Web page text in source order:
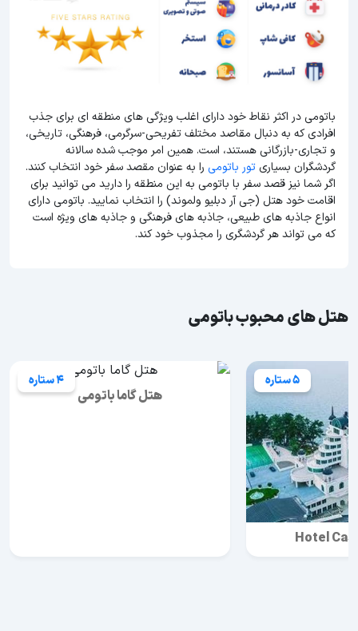
باتومی در اکثر نقاط خود دارای اغلب ویژگی های منطقه ای برای جذب
افرادی که به دنبال مقاصد مختلف تفریحی-سرگرمی، فرهنگی، تاریخی،
و تجاری-بازرگانی هستند، است. همین امر موجب شده سالانه
گردشگران بسیاریتور باتومی را به عنوان مقصد سفر خود انتخاب کنند.
اگر شما نیز قصد سفر با باتومی به این منطقه را دارید می توانید برای
اقامت خود هتل (جی آر دبلیو ولموند) را انتخاب نمایید. باتومی دارای
انواع جاذبه های طبیعی، جاذبه های فرهنگی و جاذبه های ویژه است
که می تواند هر گردشگری را مجذوب خود کند.
هتل های محبوب باتومی
5 ستاره
Hotel
4 ستاره
هتل گاما باتومی